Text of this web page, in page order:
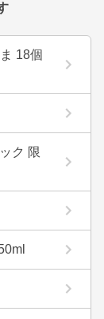
18個
ク 限